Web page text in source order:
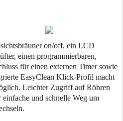
on/off, ein LCD
einen programmierbaren,
für einen externen Timer sowie
EasyClean Klick-Profil macht
Leichter Zugriff auf Röhren
und schnelle Weg um